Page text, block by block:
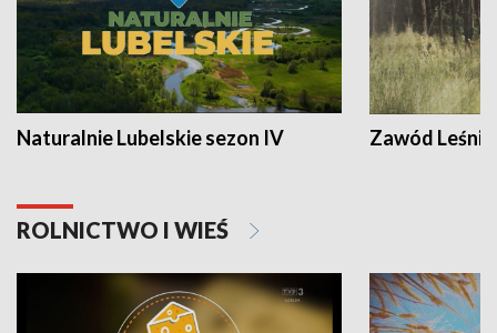
Naturalnie Lubelskie sezon IV Zawód Leśnik
ROLNICTWO I WIEŚ